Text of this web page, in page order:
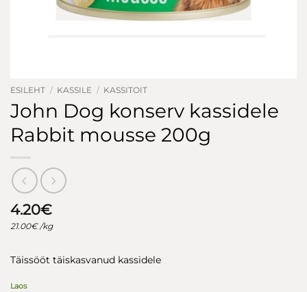
ESILEHT / KASSILE / KASSITOIT
John Dog konserv kassidele
Rabbit mousse 200g
4.20€
21.00€ /kg
Täissööt täiskasvanud kassidele
Laos